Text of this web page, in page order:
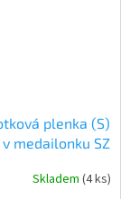
plenka (S)
medailonku SZ
Skladem(4 ks)